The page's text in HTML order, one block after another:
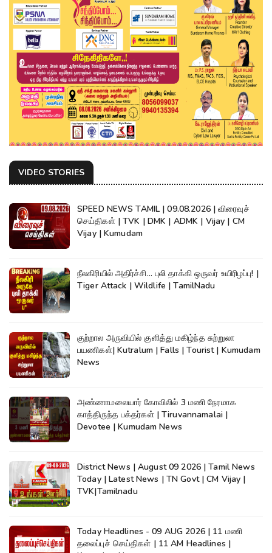
VIDEO STORIES
SPEED NEWS TAMIL | 09.08.2026 | விரைவுச்
செய்திகள் | TVK | DMK | ADMK | Vijay | CM
Vijay | Kumudam
நீலகிரியில் அதிர்ச்சி... புலி தாக்கி ஒருவர் உயிரிழப்பு! |
Tiger Attack | Wildlife | TamilNadu
குற்றால அருவியில் குளித்து மகிழ்ந்த சுற்றுலா
பயணிகள்| Kutralum | Falls | Tourist | Kumudam
News
அண்ணாமலையார் கோவிலில் 3 மணி நேரமாக
காத்திருந்த பக்தர்கள் | Tiruvannamalai |
Devotee | Kumudam News
District News | August 09 2026 | Tamil News
Today | Latest News | TN Govt | CM Vijay |
TVK|Tamilnadu
Today Headlines - 09 AUG 2026 | 11 மணி
தலைப்புச் செய்திகள் | 11 AM Headlines |